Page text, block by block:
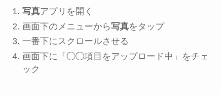
写真アプリを開く
画面下のメニューから写真をタップ
一番下にスクロールさせる
画面下に「◯◯項目をアップロード中」をチェ
ック